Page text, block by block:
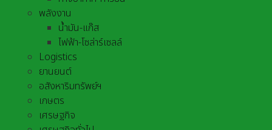
พลังงาน
น้ำมัน-แก๊ส
ไฟฟ้า-โซล่าร์เซลล์
Logistics
ยานยนต์
อสังหาริมทรัพย์ฯ
เกษตร
เศรษฐกิจ